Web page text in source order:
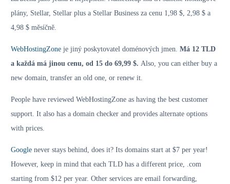
plány, Stellar, Stellar plus a Stellar Business za cenu 1,98 $, 2,98 $ a
4,98 $ měsíčně.
WebHostingZone je jiný poskytovatel doménových jmen. Má 12 TLD
a každá má jinou cenu, od 15 do 69,99 $. Also, you can either buy a
new domain, transfer an old one, or renew it.
People have reviewed WebHostingZone as having the best customer
support. It also has a domain checker and provides alternate options
with prices.
Google never stays behind, does it? Its domains start at $7 per year!
However, keep in mind that each TLD has a different price, .com
starting from $12 per year. Other services are email forwarding,